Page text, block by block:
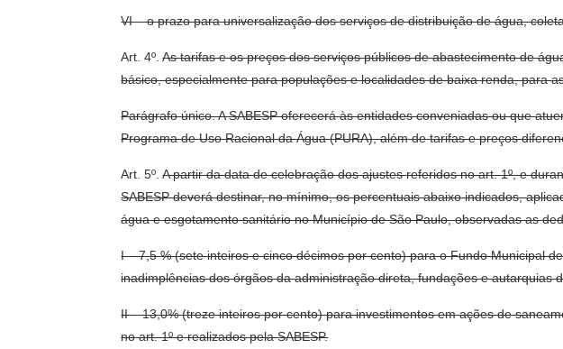
VI – o prazo para universalização dos serviços de distribuição de água,
Art. 4º.As tarifas e os preços dos serviços públicos de abastecimento de
básico, especialmente para populações e localidades de baixa renda, para
Parágrafo único. A SABESP oferecerá às entidades conveniadas ou que
Programa de Uso Racional da Água (PURA), além de tarifas e preços
Art. 5º.A partir da data de celebração dos ajustes referidos no art. 1º, e
SABESP deverá destinar, no mínimo, os percentuais abaixo indicados,
água e esgotamento sanitário no Município de São Paulo, observadas as
I – 7,5 % (sete inteiros e cinco décimos por cento) para o Fundo Municipal
inadimplências dos órgãos da administração direta, fundações e
II – 13,0% (treze inteiros por cento) para investimentos em ações de
no art. 1º e realizados pela SABESP.